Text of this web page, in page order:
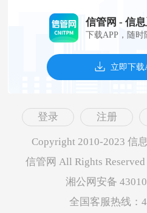
信管网 - 信
下载APP，随
立即下载
登录 注册
Copyright 2010-2023 信
信管网 All Rights
湘公网安备
全国客服热线：